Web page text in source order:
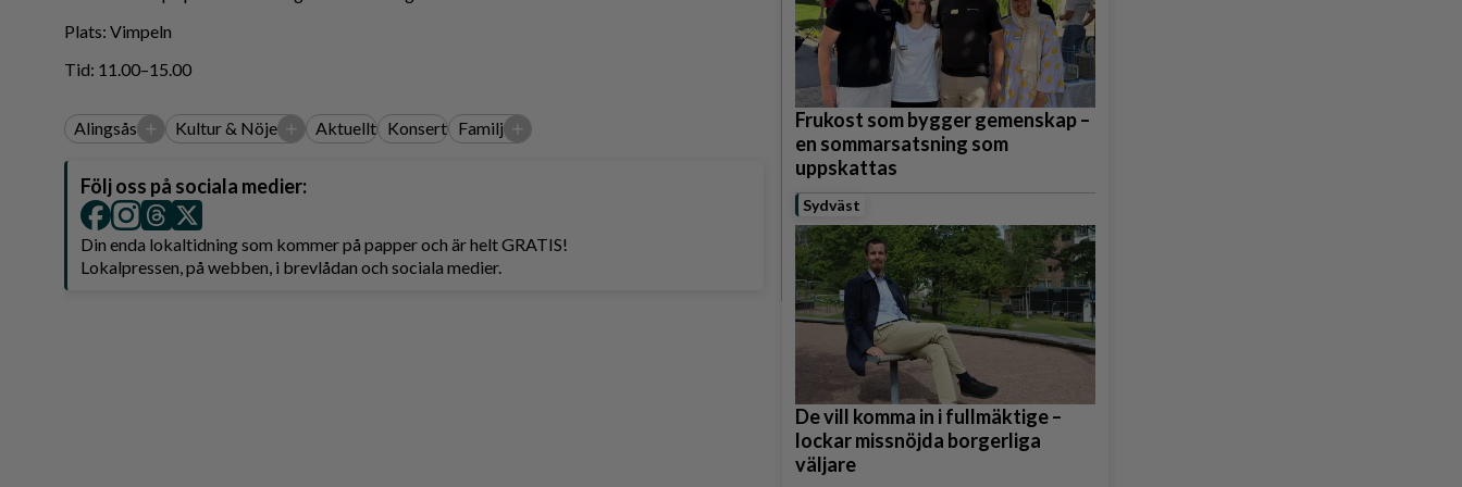
Plats: Vimpeln
Tid: 11.00–15.00
Alingsås + Kultur & Nöje + Aktuellt Konsert Familj +
Följ oss på sociala medier:
Din enda lokaltidning som kommer på papper och är helt GRATIS!
Lokalpressen, på webben, i brevlådan och sociala medier.
Frukost som bygger gemenskap –
en sommarsatsning som
uppskattas
Sydväst
De vill komma in i fullmäktige –
lockar missnöjda borgerliga
väljare